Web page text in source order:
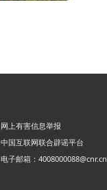
网上有害信息举报
中国互联网联合辟谣平台
电子邮箱：4008000088@cnr.cn